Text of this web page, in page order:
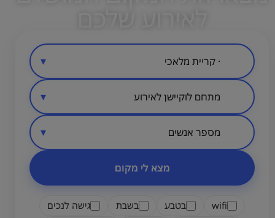
אזור בארץ
סיווג מקום
מספר אנשים
מצא לי מקום
wifi בטבע בשבת
גישה לנכים